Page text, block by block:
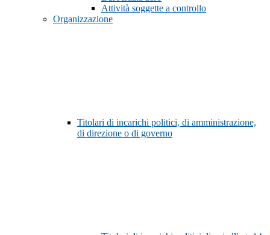
Attività soggette a controllo
Organizzazione
Titolari di incarichi politici, di amministrazione,
di direzione o di governo